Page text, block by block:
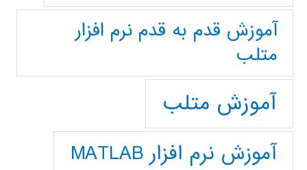
آموزش قدم به قدم نرم افزار
متلب
آموزش متلب
آموزش نرم افزار MATLAB